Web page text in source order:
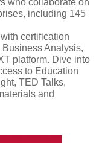
including 145
certification
Analysis,
platform. Dive into
to Education
TED Talks,
and